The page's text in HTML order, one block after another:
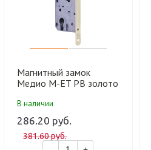
Магнитный замок
Медио М-ET PB золото
шт)
В наличии
286.20 руб.
381.60 руб.